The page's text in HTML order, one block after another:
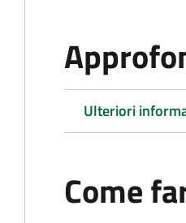
Ulteriori
Come